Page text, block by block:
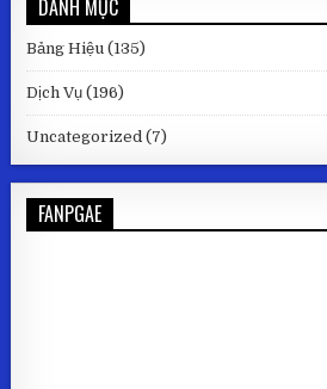
DANH MỤC
Bảng Hiệu (135)
Dịch Vụ (196)
Uncategorized (7)
FANPGAE